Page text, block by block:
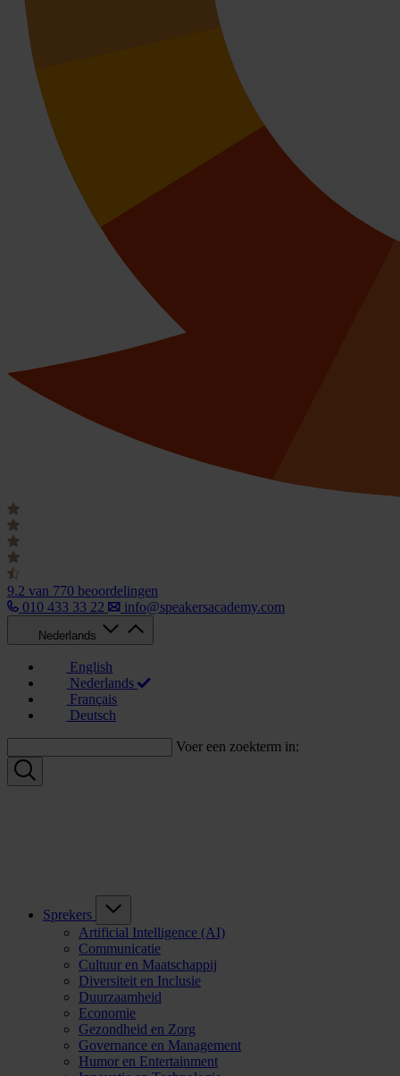
9.2 van 770 beoordelingen
010 433 33 22
info@speakersacademy.com
Nederlands
English
Nederlands
Français
Deutsch
Voer een zoekterm in:
Sprekers
Artificial Intelligence (AI)
Communicatie
Cultuur en Maatschappij
Diversiteit en Inclusie
Duurzaamheid
Economie
Gezondheid en Zorg
Governance en Management
Humor en Entertainment